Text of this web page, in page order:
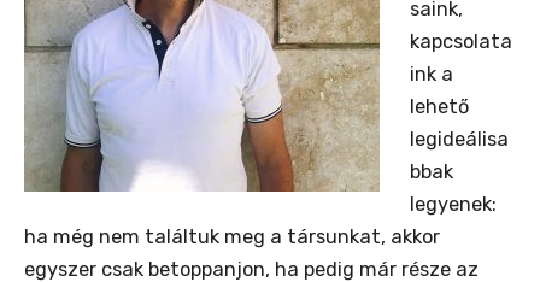
saink,
kapcsolata
ink a
lehető
legideálisa
bbak
legyenek:
ha még nem találtuk meg a társunkat, akkor
egyszer csak betoppanjon, ha pedig már része az